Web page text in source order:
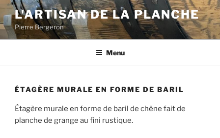
Aller
au
contenu
L'ARTISAN DE LA PLANCHE
Pierre Bergeron
Menu
ÉTAGÈRE MURALE EN FORME DE BARIL
Étagère murale en forme de baril de chêne fait de
planche de grange au fini rustique.